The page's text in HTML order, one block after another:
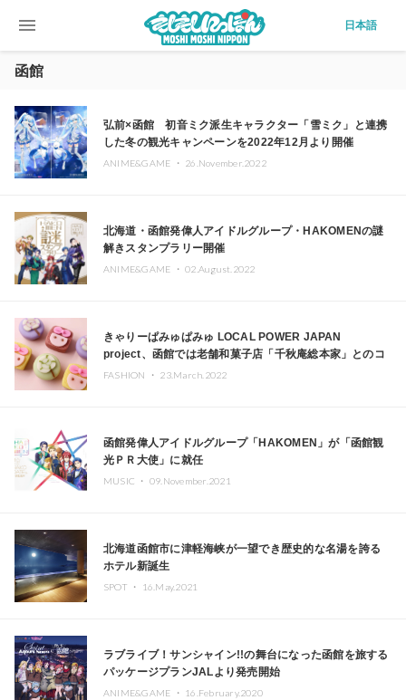
menu 日本語
函館
弘前×函館 初音ミク派生キャラクター「雪ミク」と連携
した冬の観光キャンペーンを2022年12月より開催
ANIME&GAME ・ 26.November.2022
北海道・函館発偉人アイドルグループ・HAKOMENの謎
解きスタンプラリー開催
ANIME&GAME ・02.August.2022
きゃりーぱみゅぱみゅ LOCAL POWER JAPAN
project、函館では老舗和菓子店「千秋庵総本家」とのコ
ラボ発表
FASHION ・ 23.March.2022
函館発偉人アイドルグループ「HAKOMEN」が「函館観
光ＰＲ大使」に就任
MUSIC ・ 09.November.2021
北海道函館市に津軽海峡が一望でき歴史的な名湯を誇る
ホテル新誕生
SPOT ・ 16.May.2021
ラブライブ！サンシャイン!!の舞台になった函館を旅する
パッケージプランJALより発売開始
ANIME&GAME ・ 16.February.2020